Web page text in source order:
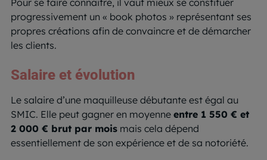
Pour se faire connaitre, il vaut mieux se constituer
progressivement un « book photos » représentant ses
propres créations afin de convaincre et de démarcher
les clients.
Salaire et évolution
Le salaire d’une maquilleuse débutante est égal au
SMIC. Elle peut gagner en moyenne entre 1 550 € et
2 000 € brut par mois mais cela dépend
essentiellement de son expérience et de sa notoriété.